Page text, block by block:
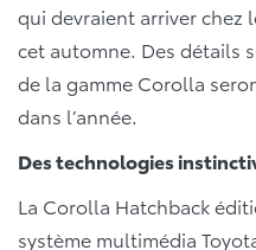
qui devraient arriver chez
cet automne. Des détails
de la gamme Corolla
dans l’année.
Des technologies
La Corolla Hatchback
système multimédia